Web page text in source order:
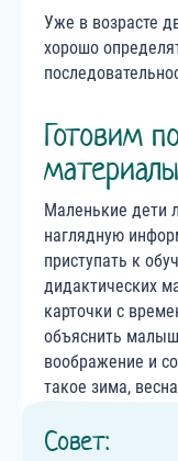
Уже в возрасте
хорошо
Готовим
материалы
Маленькие дети
наглядную
приступать к
дидактических
карточки с
объяснить
воображение и
такое зима,
Совет: